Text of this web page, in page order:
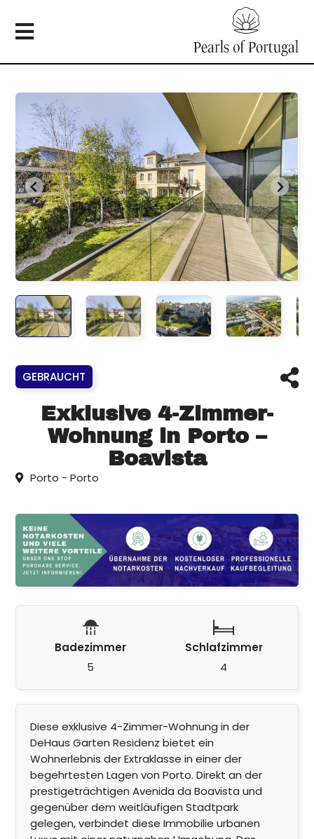
GEBRAUCHT
Exklusive 4-Zimmer-
Wohnung in Porto –
Boavista
Porto - Porto
Badezimmer
5
Schlafzimmer
4
Diese exklusive 4-Zimmer-Wohnung in der
DeHaus Garten Residenz bietet ein
Wohnerlebnis der Extraklasse in einer der
begehrtesten Lagen von Porto. Direkt an der
prestigeträchtigen Avenida da Boavista und
gegenüber dem weitläufigen Stadtpark
gelegen, verbindet diese Immobilie urbanen